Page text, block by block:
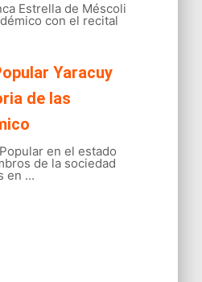
Estrella de Méscoli
con el recital
Yaracuy
de las
en el estado
de la sociedad
en ...